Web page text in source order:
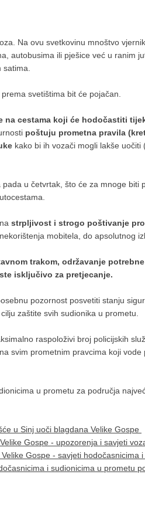
Na ovu svetkovinu mnoštvo
autobusima ili pješice već u ranim
satima.
svetištima bit će pojačan.
na cestama koji će hodočastiti
poštuju prometna pravila
kako bi ih vozači mogli lakše uočiti
u četvrtak, što će za mnoge biti
strpljivost i strogo poštivanje
mobitela, do apsolutnog
trakom, održavanje
isključivo za pretjecanje.
pozornost posvetiti stanju
zaštite svih sudionika u prometu.
raspoloživi broj policijskih
svim prometnim pravcima koji vode
u prometu za područja
u Sinj uoči blagdana Velike Gospe
Gospe - upozorenja i savjeti
Velike Gospe - savjeti hodočasnicima
i sudionicima u prometu